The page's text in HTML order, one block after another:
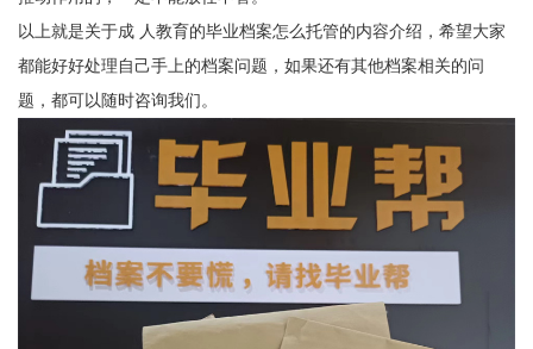
以上就是关于成 人教育的毕业档案怎么托管的内容介绍，希望大家
都能好好处理自己手上的档案问题，如果还有其他档案相关的问
题，都可以随时咨询我们。